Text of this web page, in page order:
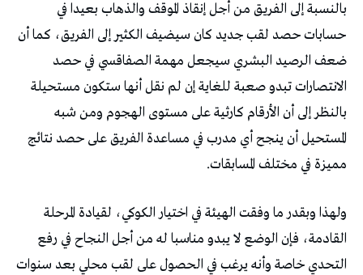
بالنسبة إلى الفريق من أجل إنقاذ الموقف والذهاب بعيدا في
حسابات حصد لقب جديد كان سيضيف الكثير إلى الفريق، كما أن
ضعف الرصيد البشري سيجعل مهمة الصفاقسي في حصد
الانتصارات تبدو صعبة للغاية إن لم نقل أنها ستكون مستحيلة
بالنظر إلى أن الأرقام كارثية على مستوى الهجوم ومن شبه
المستحيل أن ينجح أي مدرب في مساعدة الفريق على حصد نتائج
مميزة في مختلف المسابقات.
ولهذا وبقدر ما وفقت الهيئة في اختيار الكوكي، لقيادة المرحلة
القادمة، فإن الوضع لا يبدو مناسبا له من أجل النجاح في رفع
التحدي خاصة وأنه يرغب في الحصول على لقب محلي بعد سنوات